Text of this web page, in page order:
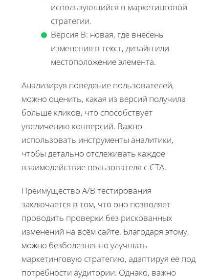
использующийся в маркетинговой
стратегии.
Версия B: новая, где внесены
изменения в текст, дизайн или
местоположение элемента.
Анализируя поведение пользователей,
можно оценить, какая из версий получила
больше кликов, что способствует
увеличению конверсий. Важно
использовать инструменты аналитики,
чтобы детально отслеживать каждое
взаимодействие пользователя с CTA.
Преимущество A/B тестирования
заключается в том, что оно позволяет
проводить проверки без рискованных
изменений на всём сайте. Благодаря этому,
можно безболезненно улучшать
маркетинговую стратегию, адаптируя её под
потребности аудитории. Однако, важно